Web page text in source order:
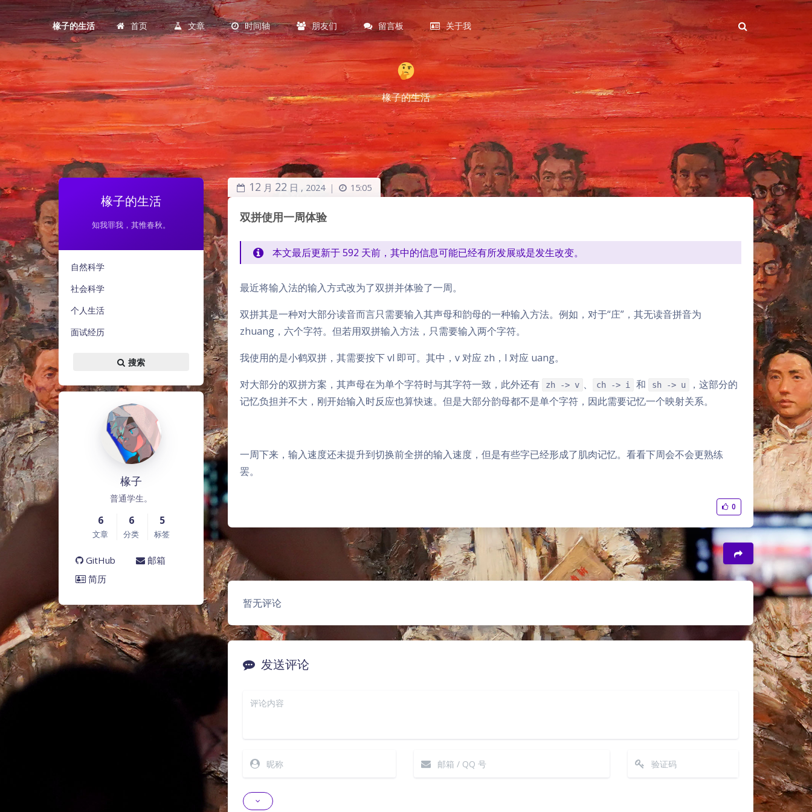
椽子的生活 首页 文章 时间轴 朋友们 留言板 关于我
椽子的生活
椽子的生活
知我罪我，其惟春秋。
自然科学
社会科学
个人生活
面试经历
搜索
椽子
普通学生。
6
文章
6
分类
5
标签
GitHub
邮箱
简历
12 月 22 日 , 2024 | 15:05
双拼使用一周体验
本文最后更新于 592 天前，其中的信息可能已经有所发展或是发生改变。
最近将输入法的输入方式改为了双拼并体验了一周。
双拼其是一种对大部分读音而言只需要输入其声母和韵母的一种输入方法。例如，对于“庄”，其无读音拼音为
zhuang，六个字符。但若用双拼输入方法，只需要输入两个字符。
我使用的是小鹤双拼，其需要按下 vl 即可。其中，v 对应 zh，l 对应 uang。
对大部分的双拼方案，其声母在为单个字符时与其字符一致，此外还有
zh -> v 、 ch -> i 和 sh -> u
，这部分的
记忆负担并不大，刚开始输入时反应也算快速。但是大部分韵母都不是单个字符，因此需要记忆一个映射关系。
一周下来，输入速度还未提升到切换前全拼的输入速度，但是有些字已经形成了肌肉记忆。看看下周会不会更熟练
罢。
0
豆
暂无评论
发送评论